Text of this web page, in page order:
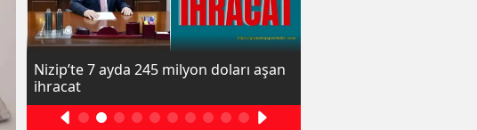
Nizip’te 7 ayda 245 milyon doları aşan
ihracat